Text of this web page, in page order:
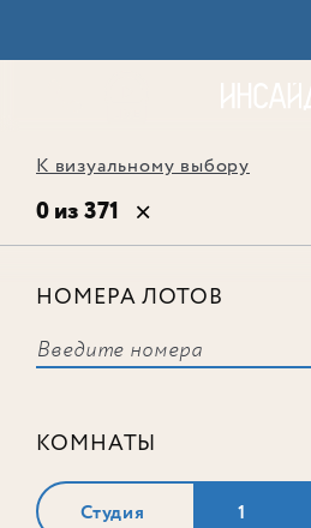
К визуальному выбору
0 из 371
НОМЕРА ЛОТОВ
КОМНАТЫ
Студия 1
соответствует ни